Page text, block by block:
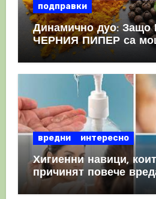
подправки
Динамично дуо:
ЧЕРНИЯ ПИПЕР са
комбинация
вредни интересно
Хигиенни навици,
причинят повече
полза